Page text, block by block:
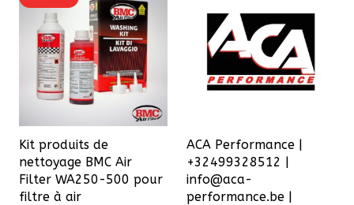
options
peuvent
sur
page
Kit produits de
nettoyage BMC Air
Filter WA250-500 pour
filtre à air
ACA Performance |
+32499328512 |
info@aca-
performance.be |